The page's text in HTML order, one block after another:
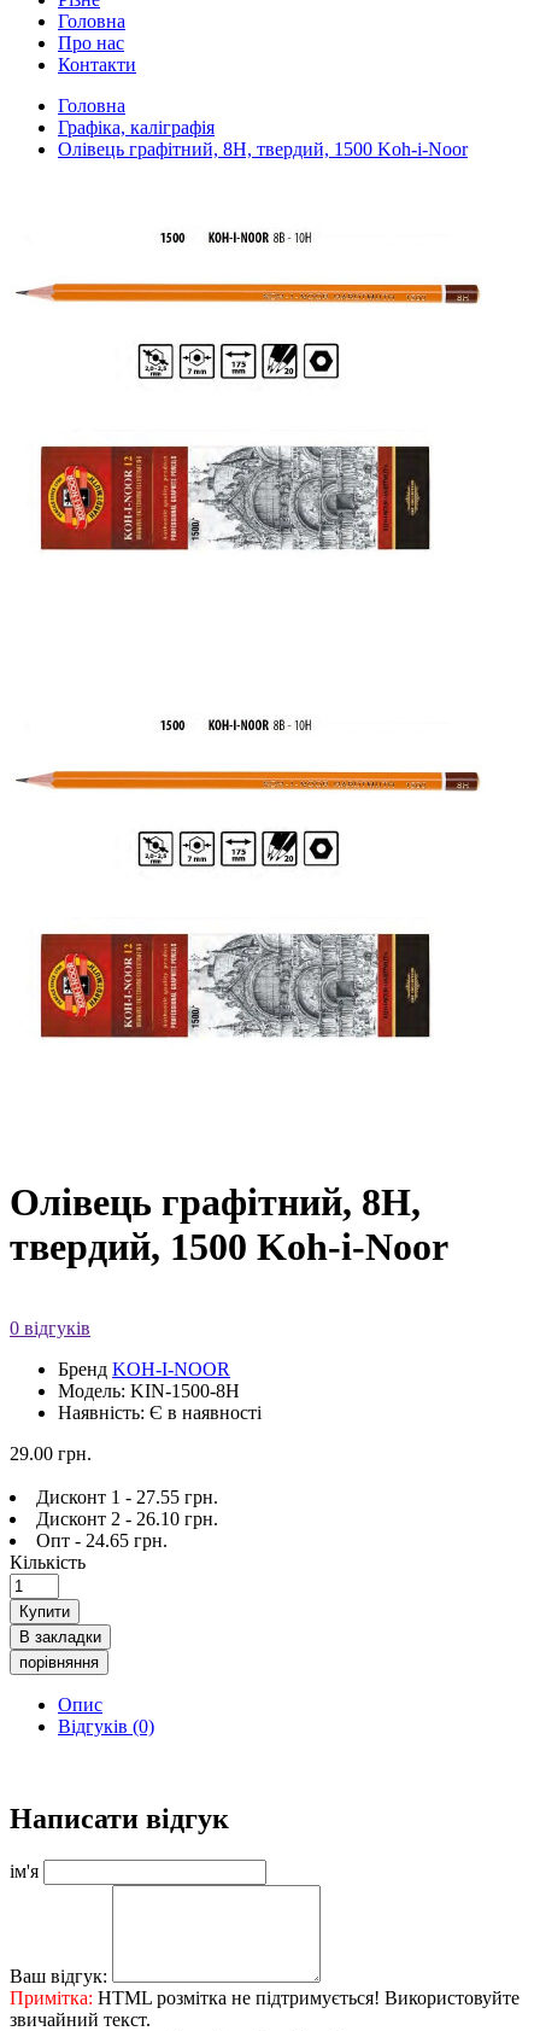
Головна
Про нас
Контакти
Головна
Графіка, каліграфія
Олівець графітний, 8H, твердий, 1500 Koh-i-Noor
Олівець графітний, 8H,
твердий, 1500 Koh-i-Noor
0 відгуків
Бренд KOH-I-NOOR
Модель: KIN-1500-8H
Наявність: Є в наявності
29.00 грн.
Дисконт 1 - 27.55 грн.
Дисконт 2 - 26.10 грн.
Опт - 24.65 грн.
Кількість
Купити
В закладки
порівняння
Опис
Відгуків (0)
Написати відгук
ім'я
Ваш відгук:
Примітка: HTML розмітка не підтримується! Використовуйте
звичайний текст.